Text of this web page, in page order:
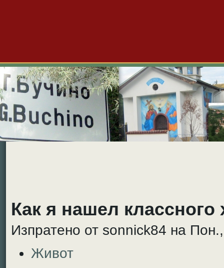
Как я нашел классного
Изпратено от sonnick84 на
Живот